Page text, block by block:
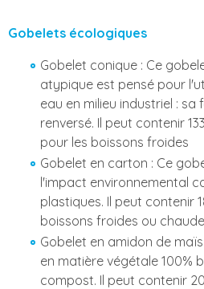
Gobelets écologiques
Gobelet conique : Ce
atypique est pensé pour
eau en milieu industriel :
renversé. Il peut contenir
pour les boissons froides
Gobelet en carton : Ce
l'impact environnemental
plastiques. Il peut contenir
boissons froides ou
Gobelet en amidon de
en matière végétale 100%
compost. Il peut contenir